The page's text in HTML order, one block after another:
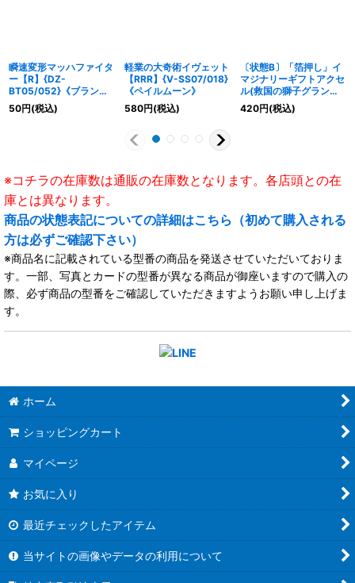
瞬速変形マッハファイタ
ー【R】{DZ-
BT05/052}《ブラント
ゲート》
50円(税込)
軽業の大奇術イヴェット
【RRR】{V-SS07/018}
《ペイルムーン》
580円(税込)
〔状態B〕「箔押し」イ
マジナリーギフトアクセ
ル(救国の獅子グランド
エイゼル・シザーズ)
【-】{V-GM2/0129}
420円(税込)
※コチラの在庫数は通販の在庫数となります。各店頭との在
庫とは異なります。
商品の状態表記についての詳細はこちら（初めて購入される
方は必ずご確認下さい）
※商品名に記載されている型番の商品を発送させていただいておりま
す。一部、写真とカードの型番が異なる商品が御座いますので購入の
際、必ず商品の型番をご確認していただきますようお願い申し上げま
す。
ホーム
ショッピングカート
マイページ
お気に入り
最近チェックしたアイテム
当サイトの画像やデータの利用について